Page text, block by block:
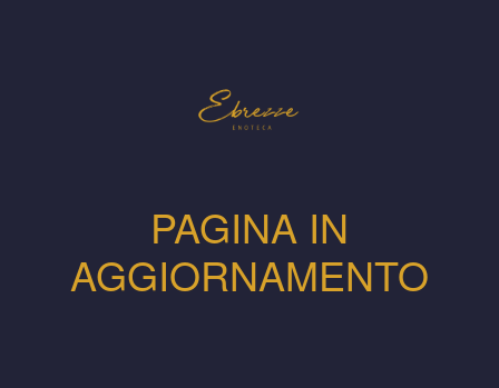
PAGINA IN
AGGIORNAMENTO